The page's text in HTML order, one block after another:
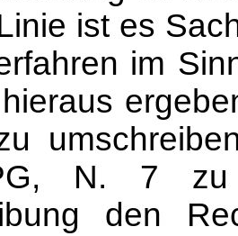
ist es
im
N. 7 zu
den